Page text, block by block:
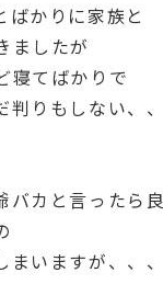
かりに家族と
ましたが
寝てばかりで
りもしない、、
バカと言ったら
いますが、、、